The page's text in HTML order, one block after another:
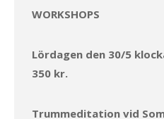
WORKSHOPS
Lördagen den 30/5
350 kr.
Trummeditation vid